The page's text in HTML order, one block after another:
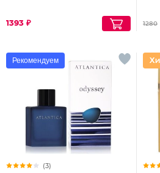
1393 ₽ 1280
Рекомендуем
(3)